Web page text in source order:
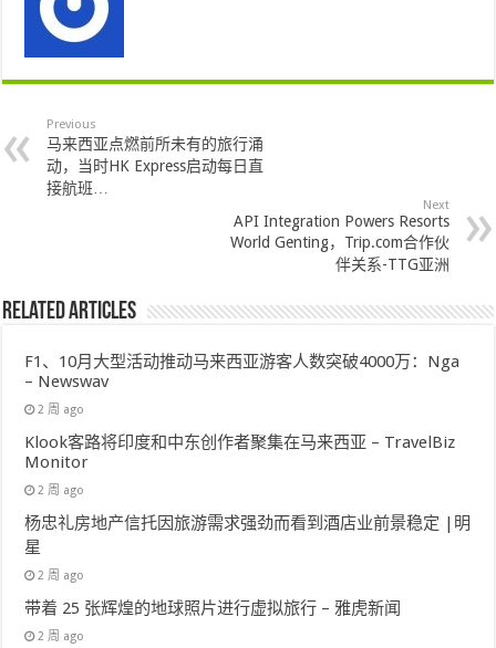
Previous
马来西亚点燃前所未有的旅行涌
动，当时HK Express启动每日直
接航班…
Next
API Integration Powers Resorts
World Genting，Trip.com合作伙
伴关系-TTG亚洲
Related Articles
F1、10月大型活动推动马来西亚游客人数突破4000万：Nga
– Newswav
2 周 ago
Klook客路将印度和中东创作者聚集在马来西亚 – TravelBiz
Monitor
2 周 ago
杨忠礼房地产信托因旅游需求强劲而看到酒店业前景稳定 |明
星
2 周 ago
带着 25 张辉煌的地球照片进行虚拟旅行 – 雅虎新闻
2 周 ago